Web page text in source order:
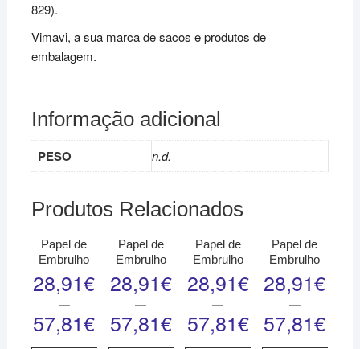
829).
Vimavi, a sua marca de sacos e produtos de
embalagem.
Informação adicional
PESO n.d.
Produtos Relacionados
Papel de
Embrulho
28,91€
–
57,81€
Papel de
Embrulho
28,91€
–
57,81€
Papel de
Embrulho
28,91€
–
57,81€
Papel de
Embrulho
28,91€
–
57,81€